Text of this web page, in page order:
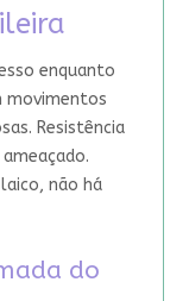
enquanto
movimentos
Resistência
não há
do